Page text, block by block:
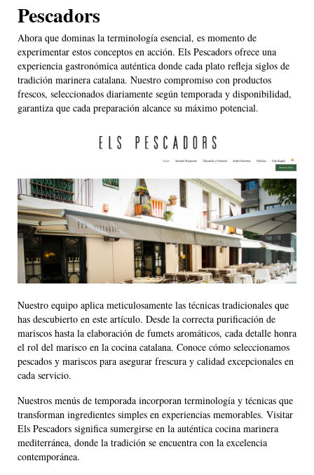
Pescadors
Ahora que dominas la terminología esencial, es momento de
experimentar estos conceptos en acción. Els Pescadors ofrece una
experiencia gastronómica auténtica donde cada plato refleja siglos de
tradición marinera catalana. Nuestro compromiso con productos
frescos, seleccionados diariamente según temporada y disponibilidad,
garantiza que cada preparación alcance su máximo potencial.
Nuestro equipo aplica meticulosamente las técnicas tradicionales que
has descubierto en este artículo. Desde la correcta purificación de
mariscos hasta la elaboración de fumets aromáticos, cada detalle honra
el rol del marisco en la cocina catalana. Conoce cómo seleccionamos
pescados y mariscos para asegurar frescura y calidad excepcionales en
cada servicio.
Nuestros menús de temporada incorporan terminología y técnicas que
transforman ingredientes simples en experiencias memorables. Visitar
Els Pescadors significa sumergirse en la auténtica cocina marinera
mediterránea, donde la tradición se encuentra con la excelencia
contemporánea.